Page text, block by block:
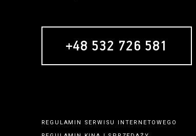
+48 532 726 581
REGULAMIN SERWISU INTERNETOWEGO